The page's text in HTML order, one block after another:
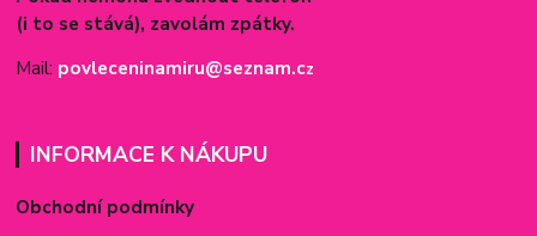
(i to se stává), zavolám zpátky.
Mail: povleceninamiru@seznam.cz
INFORMACE K NÁKUPU
Obchodní podmínky